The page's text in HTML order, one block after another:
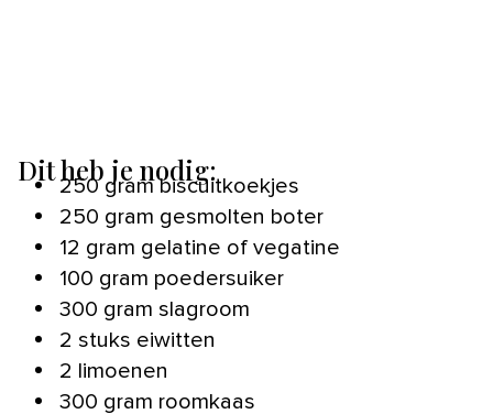
Dit heb je nodig:
250 gram biscuitkoekjes
250 gram gesmolten boter
12 gram gelatine of vegatine
100 gram poedersuiker
300 gram slagroom
2 stuks eiwitten
2 limoenen
300 gram roomkaas